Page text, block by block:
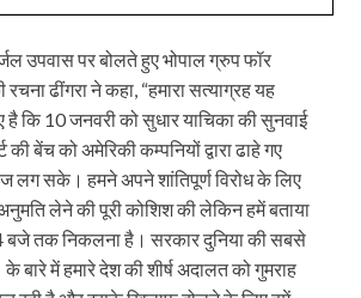
उपवास पर बोलते हुए भोपाल ग्रुप फॉर
ढींगरा ने कहा, “हमारा सत्याग्रह यह
कि 10 जनवरी को सुधार याचिका की सुनवाई
की बेंच को अमेरिकी कम्पनियों द्वारा ढाहे गए
लग सके। हमने अपने शांतिपूर्ण विरोध के लिए
लेने की पूरी कोशिश की लेकिन हमें बताया
बजे तक निकलना है। सरकार दुनिया की सबसे
बारे में हमारे देश की शीर्ष अदालत को गुमराह